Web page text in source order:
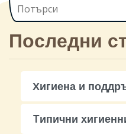
Последни
Хигиена и
Tипични